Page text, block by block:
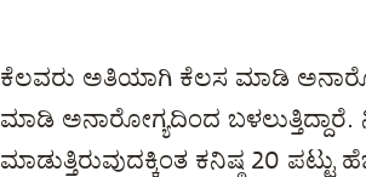
ಕೆಲವರು ಅತಿಯಾಗಿ ಕೆಲಸ ಮಾಡಿ
ಮಾಡಿ ಅನಾರೋಗ್ಯದಿಂದ
ಮಾಡುತ್ತಿರುವುದಕ್ಕಿಂತ ಕನಿಷ್ಠ 20 ಪಟ್ಟು